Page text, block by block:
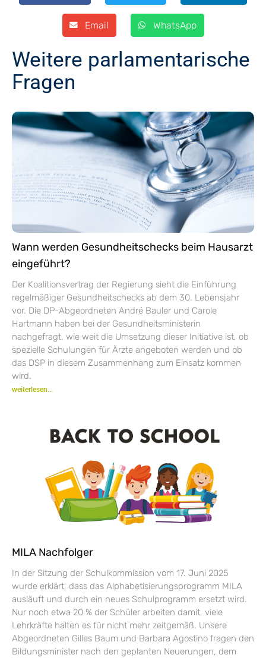
Email WhatsApp
Weitere parlamentarische
Fragen
Wann werden Gesundheitschecks beim Hausarzt
eingeführt?
Der Koalitionsvertrag der Regierung sieht die Einführung
regelmäßiger Gesundheitschecks ab dem 30. Lebensjahr
vor. Die DP-Abgeordneten André Bauler und Carole
Hartmann haben bei der Gesundheitsministerin
nachgefragt, wie weit die Umsetzung dieser Initiative ist, ob
spezielle Schulungen für Ärzte angeboten werden und ob
das DSP in diesem Zusammenhang zum Einsatz kommen
wird.
weiterlesen...
MILA Nachfolger
In der Sitzung der Schulkommission vom 17. Juni 2025
wurde erklärt, dass das Alphabetisierungsprogramm MILA
ausläuft und durch ein neues Schulprogramm ersetzt wird.
Nur noch etwa 20 % der Schüler arbeiten damit, viele
Lehrkräfte halten es für nicht mehr zeitgemäß. Unsere
Abgeordneten Gilles Baum und Barbara Agostino fragen den
Bildungsminister nach den geplanten Neuerungen, dem